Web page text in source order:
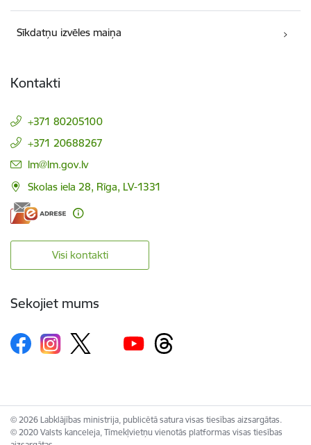
Sīkdatņu izvēles maiņa
Kontakti
+371 80205100
+371 20688267
E-pasts:
lm@lm.gov.lv
Skolas iela 28, Rīga, LV-1331
Visi kontakti
Sekojiet mums
© 2026 Labklājības ministrija, publicētā satura visas tiesības aizsargātas.
© 2020 Valsts kanceleja, Tīmekļvietņu vienotās platformas visas tiesības